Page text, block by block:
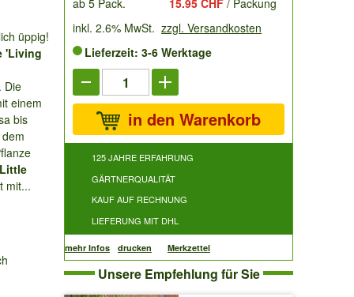
üppig!
'Living
Die
einem
bis
mit...
ab 5 Pack.
15.95 CHF / Packung
inkl. 2.6% MwSt. zzgl. Versandkosten
Lieferzeit: 3-6 Werktage
in den Warenkorb
125 JAHRE ERFAHRUNG
GÄRTNERQUALITÄT
KAUF AUF RECHNUNG
LIEFERUNG MIT DHL
mehr Infos drucken Merkzettel
Unsere Empfehlung für Sie